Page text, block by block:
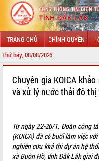
TRANG CHỦ CHÍNH QUYỀN
Thứ bảy, 08/08/2026
LÃNH ĐẠO UBND TỈNH
SỞ, BAN, NGÀNH
UBND CÁC XÃ, PHƯỜNG
Chuyên gia KOICA
và xử lý nước thải đô thị
Từ ngày 22-26/1, Đoàn công
(KOICA) đã có buổi làm việc
nghiên cứu khả thi dự án hệ
xã Buôn Hồ, tỉnh Đắk Lắk giai